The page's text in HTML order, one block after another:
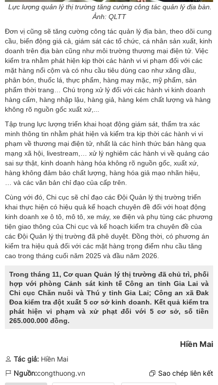
Lực lượng quản lý thị trường tăng cường công tác quản lý địa bàn.
Ảnh: QLTT
Đơn vị cũng sẽ tăng cường công tác quản lý địa bàn, theo dõi cung
cầu, biến động giá cả, giám sát các tổ chức, cá nhân sản xuất, kinh
doanh trên địa bàn cũng như môi trường thương mại điện tử. Việc
kiểm tra nhằm phát hiện kịp thời các hành vi vi phạm đối với các
mặt hàng nổi cộm và có nhu cầu tiêu dùng cao như xăng dầu,
phân bón, thuốc lá, thực phẩm, hàng may mặc, mỹ phẩm, sản
phẩm thời trang… Chú trọng xử lý đối với các hành vi kinh doanh
hàng cấm, hàng nhập lậu, hàng giả, hàng kém chất lượng và hàng
không rõ nguồn gốc xuất xứ,...
Tập trung lực lượng triển khai hoạt động giám sát, thẩm tra xác
minh thông tin nhằm phát hiện và kiểm tra kịp thời các hành vi vi
phạm về thương mại điện tử, nhất là các hình thức bán hàng qua
mạng xã hội, livestream,… xử lý nghiêm các hành vi về quảng cáo
sai sự thật, kinh doanh hàng hóa không rõ nguồn gốc, xuất xứ,
hàng không đảm bảo chất lượng, hàng hóa giả mạo nhãn hiệu,
… và các văn bản chỉ đạo của cấp trên.
Cùng với đó, Chi cục sẽ chỉ đạo các Đội Quản lý thị trường triển
khai thực hiện có hiệu quả kế hoạch chuyên đề đối với hoạt động
kinh doanh xe ô tô, mô tô, xe máy, xe điện và phụ tùng các phương
tiện giao thông của Chi cục và kế hoạch kiểm tra chuyên đề của
các Đội Quản lý thị trường đã phê duyệt. Đồng thời, có phương án
kiểm tra hiệu quả đối với các mặt hàng trọng điểm nhu cầu tăng
cao trong tháng cuối năm 2025 và đầu năm 2026.
Trong tháng 11, Cơ quan Quản lý thị trường đã chủ trì, phối
hợp với phòng Cảnh sát kinh tế Công an tỉnh Gia Lai và
Chi cục Chăn nuôi và Thú y tỉnh Gia Lai; Công an xã Đak
Đoa kiểm tra đột xuất 5 cơ sở kinh doanh. Kết quả kiểm tra
phát hiện vi phạm và xử phạt đối với 5 cơ sở, số tiền
265.000.000 đồng.
Hiền Mai
Tác giả: Hiền Mai
Nguồn:congthuong.vn Sao chép liên kết